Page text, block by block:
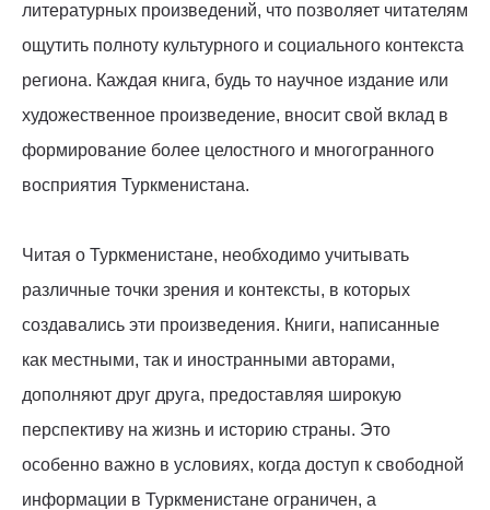
литературных произведений, что позволяет читателям
ощутить полноту культурного и социального контекста
региона. Каждая книга, будь то научное издание или
художественное произведение, вносит свой вклад в
формирование более целостного и многогранного
восприятия Туркменистана.
Читая о Туркменистане, необходимо учитывать
различные точки зрения и контексты, в которых
создавались эти произведения. Книги, написанные
как местными, так и иностранными авторами,
дополняют друг друга, предоставляя широкую
перспективу на жизнь и историю страны. Это
особенно важно в условиях, когда доступ к свободной
информации в Туркменистане ограничен, а